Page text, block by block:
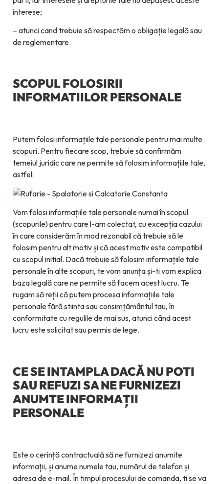
interese;
– atunci cand trebuie să respectăm o obligație legală sau
de reglementare.
SCOPUL FOLOSIRII
INFORMATIILOR PERSONALE
Putem folosi informațiile tale personale pentru mai multe
scopuri. Pentru fiecare scop, trebuie să confirmăm
temeiul juridic care ne permite să folosim informațiile tale,
astfel:
Vom folosi informațiile tale personale numai în scopul
(scopurile) pentru care l-am colectat, cu excepția cazului
în care considerăm în mod rezonabil că trebuie să le
folosim pentru alt motiv și că acest motiv este compatibil
cu scopul initial. Dacă trebuie să folosim informațiile tale
personale în alte scopuri, te vom anunța și-ti vom explica
baza legală care ne permite să facem acest lucru. Te
rugam să reții că putem procesa informațiile tale
personale fără stiinta sau consimțământul tau, în
conformitate cu regulile de mai sus, atunci când acest
lucru este solicitat sau permis de lege.
CE SE INTAMPLA DACĂ NU POTI
SAU REFUZI SA NE FURNIZEZI
ANUMTE INFORMAȚII
PERSONALE
Este o cerință contractuală să ne furnizezi anumite
informații, și anume numele tau, numărul de telefon și
adresa de e-mail. În timpul procesului de comanda, ti se va